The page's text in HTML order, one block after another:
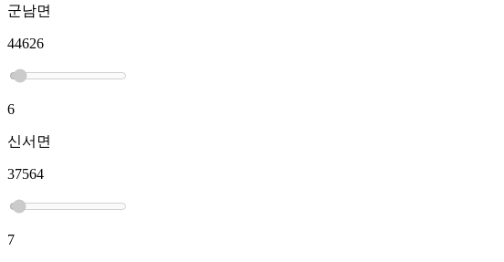
군남면
44626
6
신서면
37564
7